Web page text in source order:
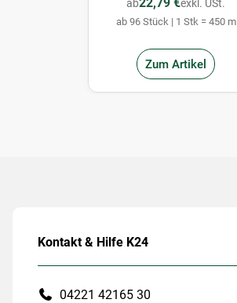
ab22,79 €exkl. USt.
ab 96 Stück | 1 Stk = 450 m
Zum Artikel
Kontakt & Hilfe K24
04221 42165 30